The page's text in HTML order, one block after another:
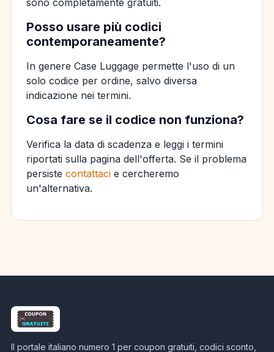
sono completamente gratuiti.
Posso usare più codici
contemporaneamente?
In genere Case Luggage permette l'uso di un
solo codice per ordine, salvo diversa
indicazione nei termini.
Cosa fare se il codice non funziona?
Verifica la data di scadenza e leggi i termini
riportati sulla pagina dell'offerta. Se il problema
persiste contattaci e cercheremo
un'alternativa.
Il portale italiano numero 1 per coupon gratuiti, codici sconto,